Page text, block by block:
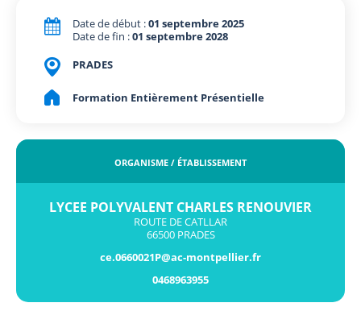
Date de début :01 septembre 2025
Date de fin :01 septembre 2028
PRADES
Formation Entièrement Présentielle
ORGANISME / ÉTABLISSEMENT
LYCEE POLYVALENT CHARLES RENOUVIER
ROUTE DE CATLLAR
66500 PRADES
ce.0660021P@ac-montpellier.fr
0468963955